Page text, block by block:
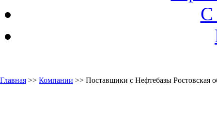
С
Главная >> Компании >> Поставщики с Нефтебазы Ростовская